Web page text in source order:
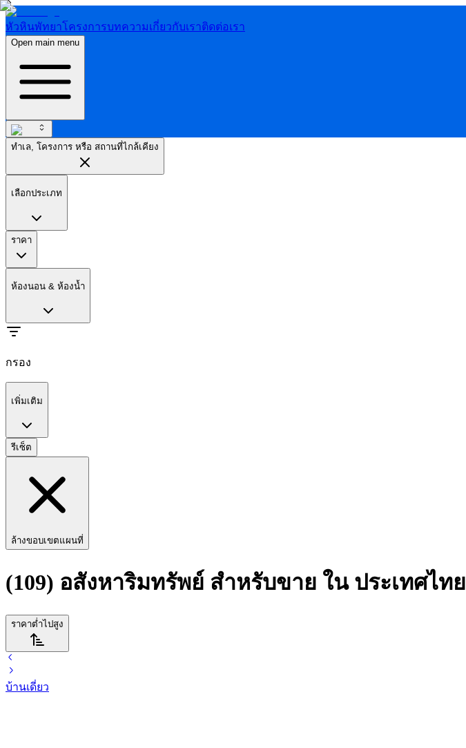
หัวหินพัทยาโครงการบทความเกี่ยวกับเราติดต่อเรา
Open main menu
ทำเล, โครงการ หรือ สถานที่ไกล้เคียง
เลือกประเภท
ราคา
ห้องนอน & ห้องน้ำ
กรอง
เพิ่มเติม
รีเซ็ต
ล้างขอบเขตแผนที่
(109) อสังหาริมทรัพย์ สำหรับขาย ใน ประเทศไทย
ราคาต่ำไปสูง
บ้านเดี่ยว